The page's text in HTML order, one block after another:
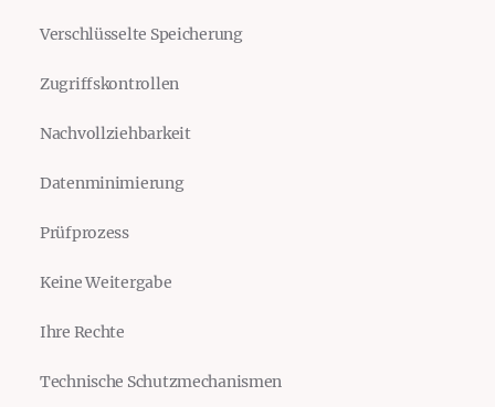
Verschlüsselte Speicherung
Zugriffskontrollen
Nachvollziehbarkeit
Datenminimierung
Prüfprozess
Keine Weitergabe
Ihre Rechte
Technische Schutzmechanismen